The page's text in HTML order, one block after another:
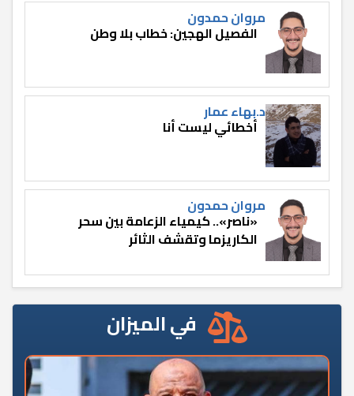
مروان حمدون
الفصيل الهجين: خطاب بلا وطن
د.بهاء عمار
أخطائي ليست أنا
مروان حمدون
«ناصر».. كيمياء الزعامة بين سحر
الكاريزما وتقشف الثائر
في الميزان